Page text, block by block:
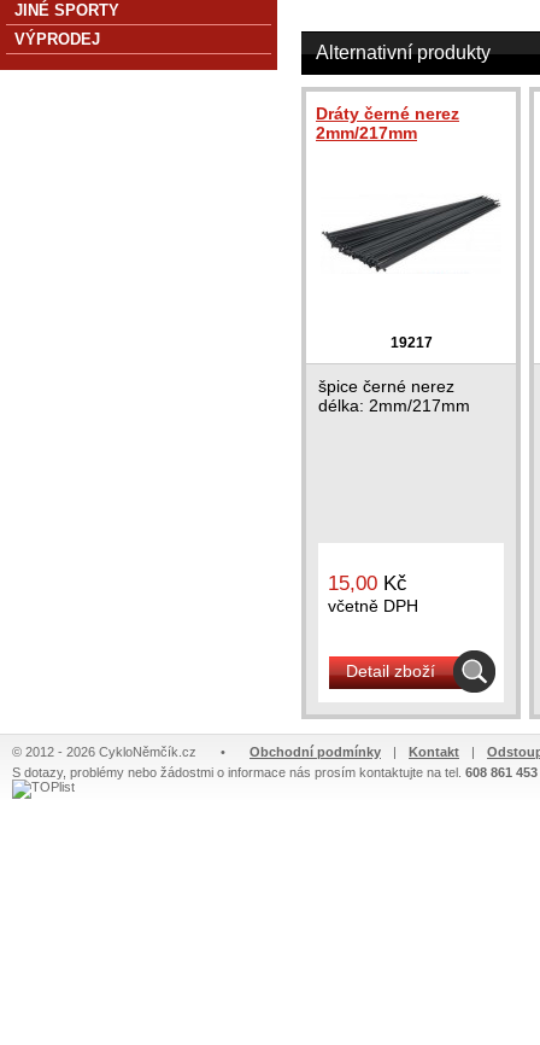
Alternativní produkty
Dráty černé nerez
2mm/217mm
19217
špice černé nerez
délka: 2mm/217mm
15,00 Kč
včetně DPH
Detail zboží
JINÉ SPORTY
VÝPRODEJ
© 2012 - 2026 CykloNěmčík.cz • Obchodní podmínky | Kontakt |
S dotazy, problémy nebo žádostmi o informace nás prosím kontaktujte na tel. 608 861 453